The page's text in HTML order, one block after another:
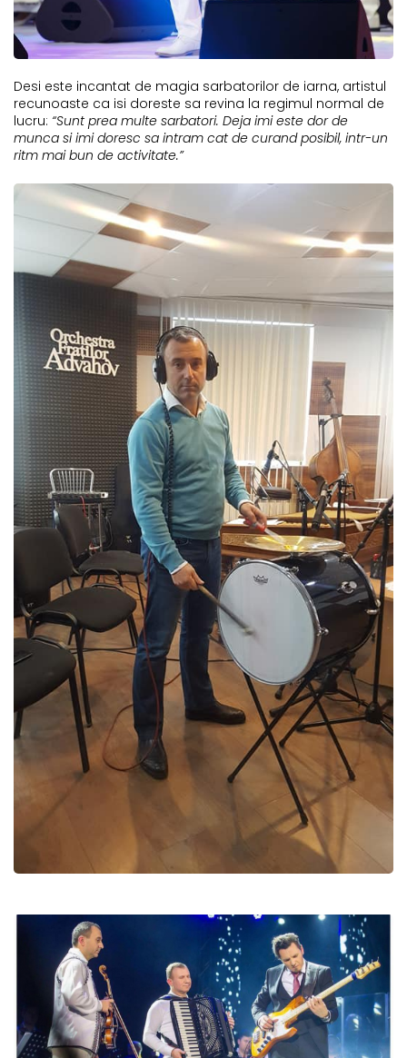
Desi este incantat de magia sarbatorilor de iarna, artistul
recunoaste ca isi doreste sa revina la regimul normal de
lucru: “Sunt prea multe sarbatori. Deja imi este dor de
munca si imi doresc sa intram cat de curand posibil, intr-un
ritm mai bun de activitate.”